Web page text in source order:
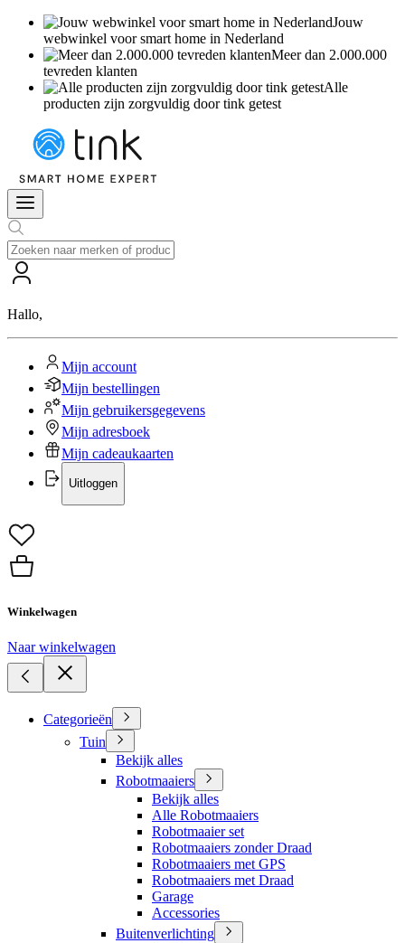
Jouw
webwinkel voor smart home in Nederland
Meer dan 2.000.000
tevreden klanten
Alle
producten zijn zorgvuldig door tink getest
Hallo,
Mijn account
Mijn bestellingen
Mijn gebruikersgegevens
Mijn adresboek
Mijn cadeaukaarten
Uitloggen
Winkelwagen
Naar winkelwagen
Categorieën
Tuin
Bekijk alles
Robotmaaiers
Bekijk alles
Alle Robotmaaiers
Robotmaaier set
Robotmaaiers zonder Draad
Robotmaaiers met GPS
Robotmaaiers met Draad
Garage
Accessories
Buitenverlichting